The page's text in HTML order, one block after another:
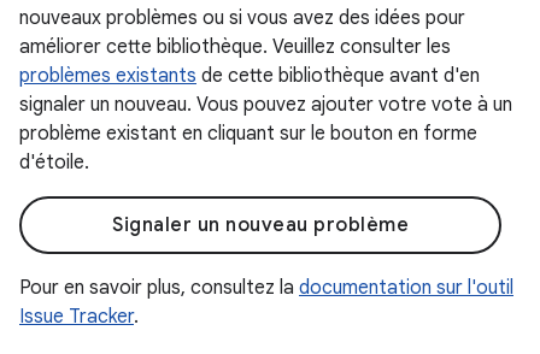
nouveaux problèmes ou si vous avez des idées pour
améliorer cette bibliothèque. Veuillez consulter les
problèmes existants de cette bibliothèque avant d'en
signaler un nouveau. Vous pouvez ajouter votre vote à un
problème existant en cliquant sur le bouton en forme
d'étoile.
Signaler un nouveau problème
Pour en savoir plus, consultez la documentation sur l'outil
Issue Tracker.